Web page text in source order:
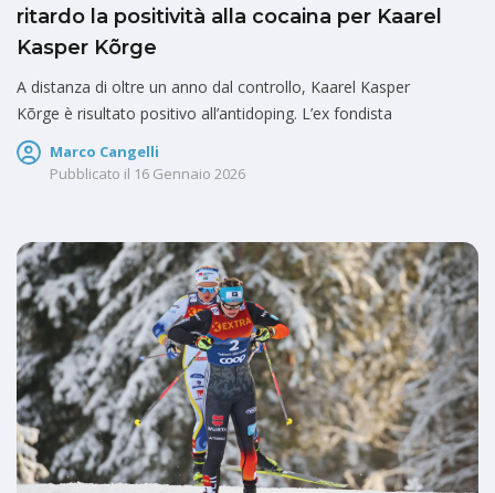
ritardo la positività alla cocaina per Kaarel
Kasper Kõrge
A distanza di oltre un anno dal controllo, Kaarel Kasper
Kõrge è risultato positivo all’antidoping. L’ex fondista
Marco Cangelli
Pubblicato il 16 Gennaio 2026